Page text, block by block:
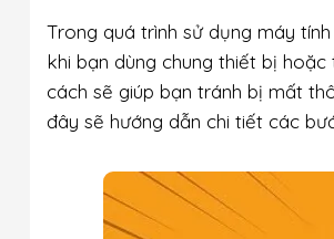
Trong quá trình sử dụng máy
khi bạn dùng chung thiết bị
cách sẽ giúp bạn tránh bị mất
đây sẽ hướng dẫn chi tiết các